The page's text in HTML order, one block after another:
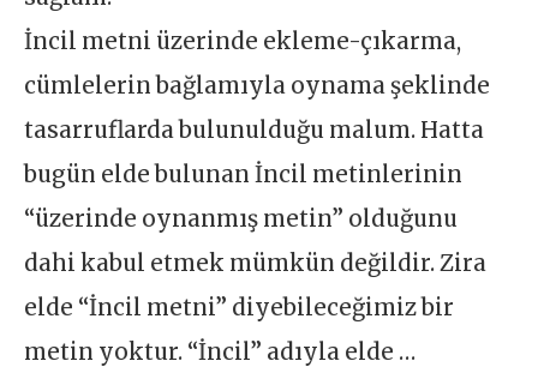
İncil metni üzerinde ekleme-çıkarma,
cümlelerin bağlamıyla oynama şeklinde
tasarruflarda bulunulduğu malum. Hatta
bugün elde bulunan İncil metinlerinin
“üzerinde oynanmış metin” olduğunu
dahi kabul etmek mümkün değildir. Zira
elde “İncil metni” diyebileceğimiz bir
metin yoktur. “İncil” adıyla elde …